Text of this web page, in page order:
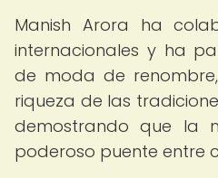
Manish Arora ha
internacionales y ha
de moda de
riqueza de las
demostrando que la
poderoso puente entre